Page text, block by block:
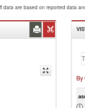
data are based on reported data
By